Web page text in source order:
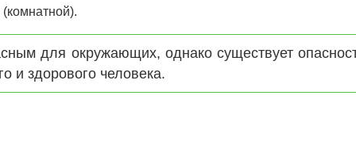
для окружающих, однако существует
и здорового человека.